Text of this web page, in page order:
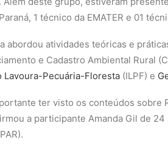
1 técnico da EMATER e 01
abordou atividades teóricas e
e Cadastro Ambiental Rural
Lavoura-Pecuária-Floresta (ILPF) e
ter visto os conteúdos sobre
a participante Amanda Gil de